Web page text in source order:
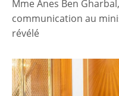
Mme Anes Ben
communication au
révélé